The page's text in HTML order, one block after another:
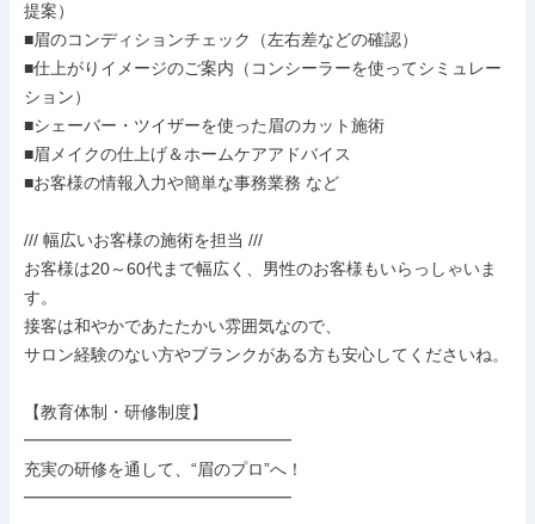
提案）
■眉のコンディションチェック（左右差などの確認）
■仕上がりイメージのご案内（コンシーラーを使ってシミュレー
ション）
■シェーバー・ツイザーを使った眉のカット施術
■眉メイクの仕上げ＆ホームケアアドバイス
■お客様の情報入力や簡単な事務業務 など
/// 幅広いお客様の施術を担当 ///
お客様は20～60代まで幅広く、男性のお客様もいらっしゃいま
す。
接客は和やかであたたかい雰囲気なので、
サロン経験のない方やブランクがある方も安心してくださいね。
【教育体制・研修制度】
━━━━━━━━━━━━━━━━
充実の研修を通して、“眉のプロ”へ！
━━━━━━━━━━━━━━━━